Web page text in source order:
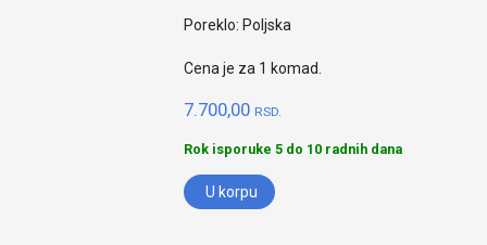
Poreklo: Poljska
Cena je za 1 komad.
7.700,00 RSD.
Rok isporuke 5 do 10 radnih dana
U korpu